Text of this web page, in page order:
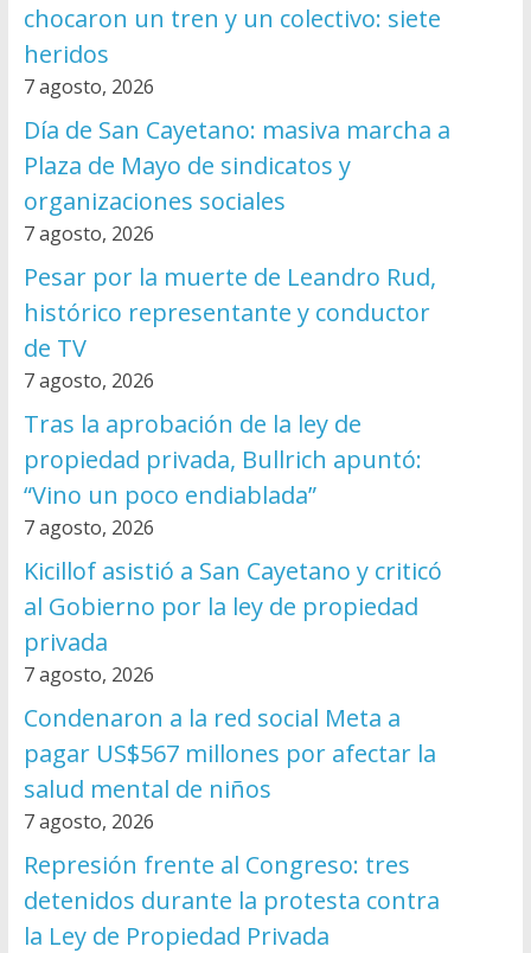
chocaron un tren y un colectivo: siete
heridos
7 agosto, 2026
Día de San Cayetano: masiva marcha a
Plaza de Mayo de sindicatos y
organizaciones sociales
7 agosto, 2026
Pesar por la muerte de Leandro Rud,
histórico representante y conductor
de TV
7 agosto, 2026
Tras la aprobación de la ley de
propiedad privada, Bullrich apuntó:
“Vino un poco endiablada”
7 agosto, 2026
Kicillof asistió a San Cayetano y criticó
al Gobierno por la ley de propiedad
privada
7 agosto, 2026
Condenaron a la red social Meta a
pagar US$567 millones por afectar la
salud mental de niños
7 agosto, 2026
Represión frente al Congreso: tres
detenidos durante la protesta contra
la Ley de Propiedad Privada